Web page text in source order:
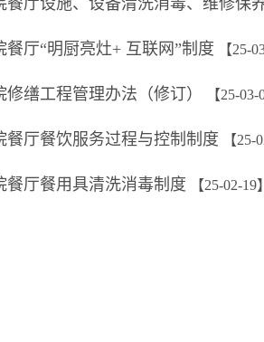
餐厅设施、设备清洗消毒、维修保
厅“明厨亮灶+ 互联网”制度 【25-
缮工程管理办法（修订） 【25-03-
餐厅餐饮服务过程与控制制度 【25-
餐厅餐用具清洗消毒制度 【25-02-19